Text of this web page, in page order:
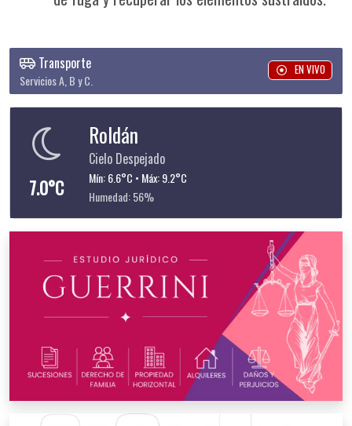
Transporte
Servicios A, B y C.
EN VIVO
7.0°C
Roldán
Cielo Despejado
Mín: 6.6°C • Máx: 9.2°C
Humedad: 56%